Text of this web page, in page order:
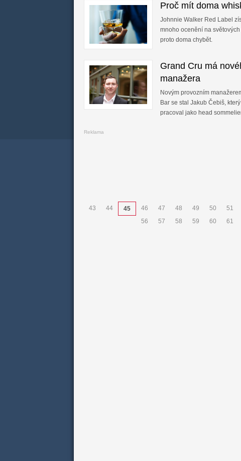
Proč mít doma
Johnnie Walker Red Label
mnoho ocenění na
proto doma chybět.
Grand Cru má
manažera
Novým provozním
Bar se stal Jakub Čebiš,
pracoval jako head
Reklama
43 44 45 46 47 48 49 50 51
56
57 58 59 60 61